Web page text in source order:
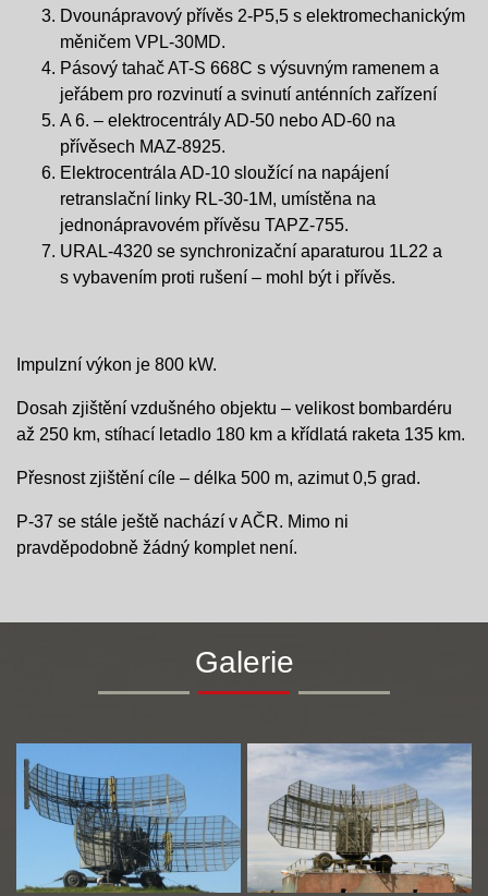
Dvounápravový přívěs 2-P5,5 s elektromechanickým
měničem VPL-30MD.
Pásový tahač AT-S 668C s výsuvným ramenem a
jeřábem pro rozvinutí a svinutí anténních zařízení
A 6. – elektrocentrály AD-50 nebo AD-60 na
přívěsech MAZ-8925.
Elektrocentrála AD-10 sloužící na napájení
retranslační linky RL-30-1M, umístěna na
jednonápravovém přívěsu TAPZ-755.
URAL-4320 se synchronizační aparaturou 1L22 a
s vybavením proti rušení – mohl být i přívěs.
Impulzní výkon je 800 kW.
Dosah zjištění vzdušného objektu – velikost bombardéru
až 250 km, stíhací letadlo 180 km a křídlatá raketa 135 km.
Přesnost zjištění cíle – délka 500 m, azimut 0,5 grad.
P-37 se stále ještě nachází v AČR. Mimo ni
pravděpodobně žádný komplet není.
Galerie